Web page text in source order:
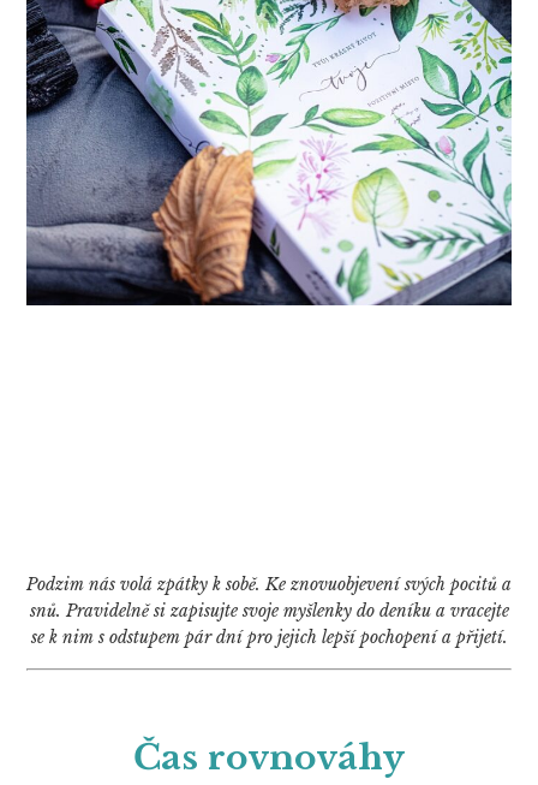
Podzim nás volá zpátky k sobě. Ke znovuobjevení svých pocitů a
snů. Pravidelně si zapisujte svoje myšlenky do deníku a vracejte
se k nim s odstupem pár dní pro jejich lepší pochopení a přijetí.
Čas rovnováhy